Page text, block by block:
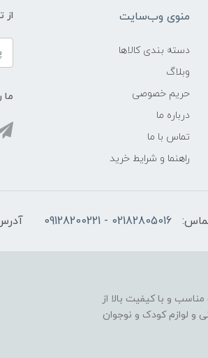
منوی وب‌سایت
دسته بندی کالاها
وبلاگ
حریم خصوصی
درباره ما
تماس با ما
راهنما و شرایط خرید
از
ما
02182805016 - 09128200221
و با کیفیت بالا از
و لوازم کودک و نوجوان